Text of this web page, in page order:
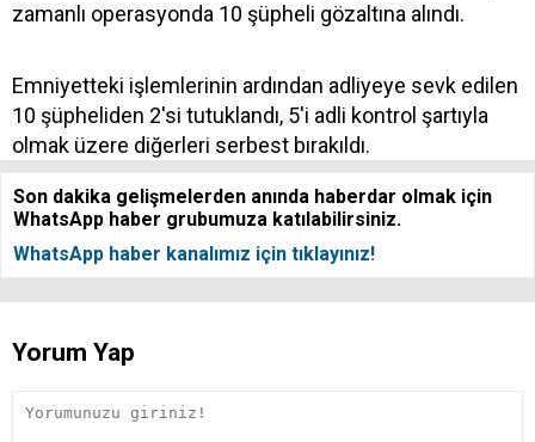
zamanlı operasyonda 10 şüpheli gözaltına alındı.
Emniyetteki işlemlerinin ardından adliyeye sevk edilen
10 şüpheliden 2'si tutuklandı, 5'i adli kontrol şartıyla
olmak üzere diğerleri serbest bırakıldı.
Son dakika gelişmelerden anında haberdar olmak için
WhatsApp haber grubumuza katılabilirsiniz.
WhatsApp haber kanalımız için tıklayınız!
Yorum Yap